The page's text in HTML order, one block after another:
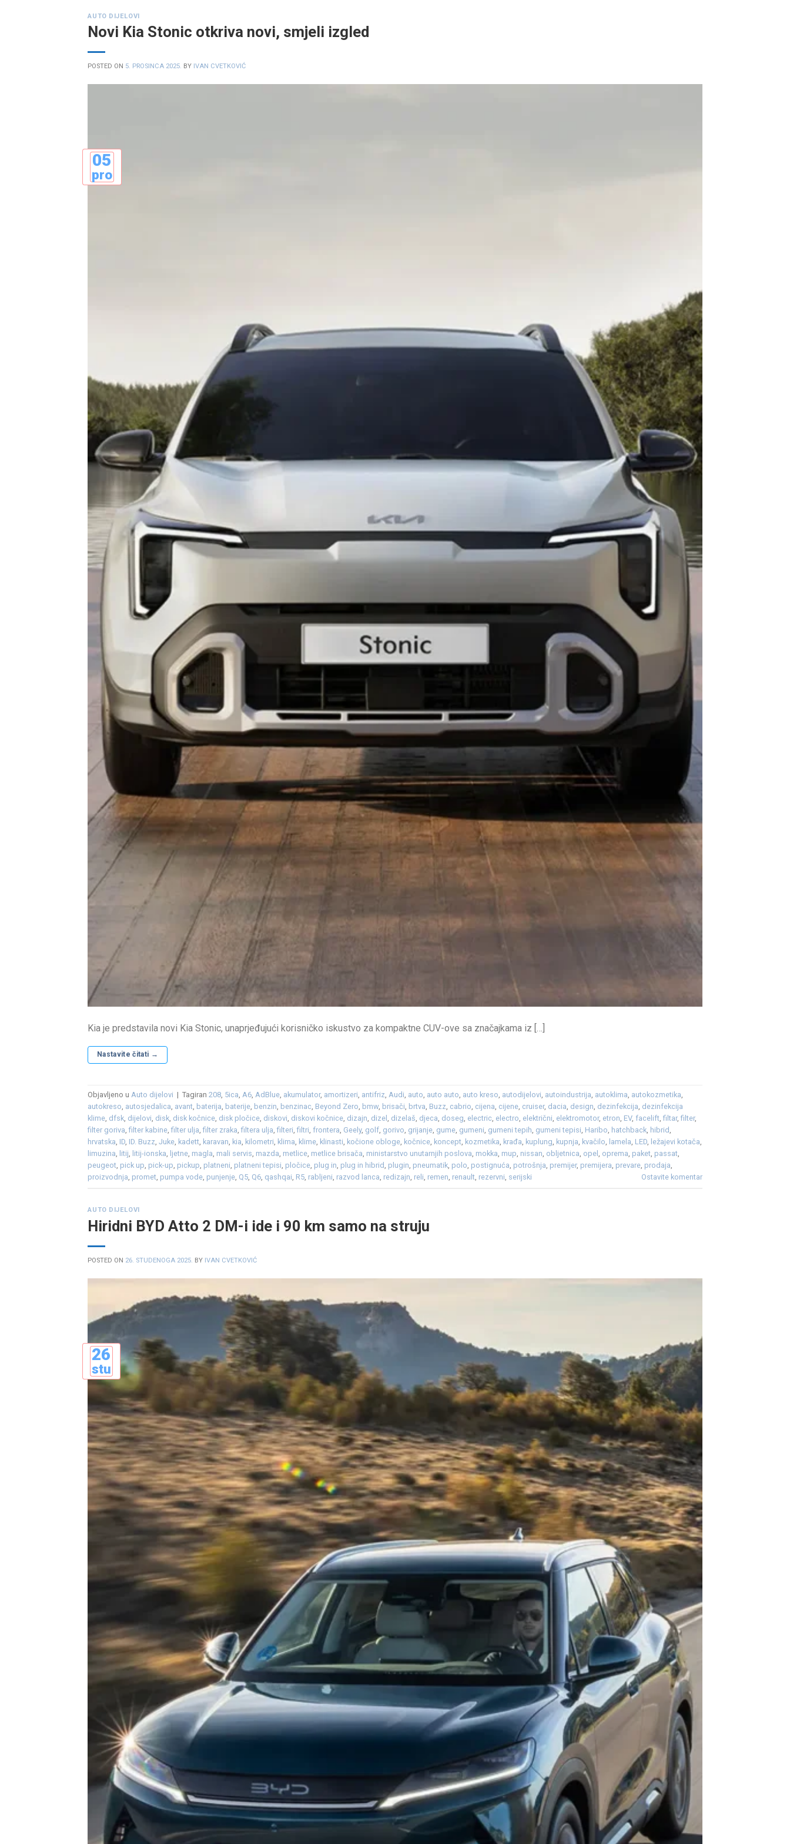
AUTO DIJELOVI
Novi Kia Stonic otkriva novi, smjeli izgled
POSTED ON 5. PROSINCA 2025. BY IVAN CVETKOVIĆ
05
pro
Kia je predstavila novi Kia Stonic, unaprjeđujući korisničko iskustvo za kompaktne CUV-ove sa značajkama iz […]
Nastavite čitati →
Objavljeno uAuto dijelovi | Tagiran208, 5ica,A6,AdBlue, akumulator, amortizeri, antifriz,Audi, auto, auto auto, auto kreso, autodijelovi, autoindustrija, autoklima, autokozmetika,
autokreso, autosjedalica, avant, baterija, baterije, benzin, benzinac, Beyond Zero, bmw, brisači, brtva, Buzz, cabrio, cijena, cijene, cruiser, dacia, design, dezinfekcija, dezinfekcija
klime, dfsk, dijelovi, disk, disk kočnice, disk pločice, diskovi, diskovi kočnice, dizajn, dizel, dizelaš, djeca, doseg, electric, electro, električni, elektromotor, etron, EV,facelift,filtar,filter,
filter goriva,filter kabine,filter ulja,filter zraka,filtera ulja,filteri,filtri,frontera, Geely, golf, gorivo, grijanje, gume, gumeni, gumeni tepih, gumeni tepisi, Haribo, hatchback, hibrid,
hrvatska, ID, ID. Buzz,Juke, kadett, karavan, kia, kilometri, klima, klime, klinasti, kočione obloge, kočnice, koncept, kozmetika, krađa, kuplung, kupnja, kvačilo, lamela, LED, ležajevi kotača,
limuzina, litij, litij-ionska, ljetne, magla, mali servis, mazda, metlice, metlice brisača, ministarstvo unutarnjih poslova, mokka, mup, nissan, obljetnica, opel, oprema, paket, passat,
peugeot, pick up, pick-up, pickup, platneni, platneni tepisi, pločice, plug in, plug in hibrid, plugin, pneumatik, polo, postignuća, potrošnja, premijer, premijera, prevare, prodaja,
proizvodnja, promet, pumpa vode, punjenje, Q5, Q6, qashqai, R5, rabljeni, razvod lanca, redizajn, reli, remen, renault, rezervni, serijski Ostavite komentar
AUTO DIJELOVI
Hiridni BYD Atto 2 DM-i ide i 90 km samo na struju
POSTED ON 26. STUDENOGA 2025. BY IVAN CVETKOVIĆ
26
stu